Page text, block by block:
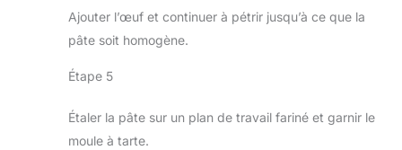
Ajouter l’œuf et continuer à pétrir jusqu’à ce que la
pâte soit homogène.
Étape 5
Étaler la pâte sur un plan de travail fariné et garnir le
moule à tarte.